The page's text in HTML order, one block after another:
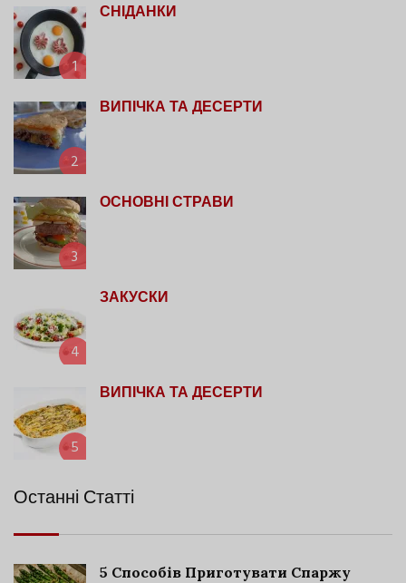
1
СНІДАНКИ
2
ВИПІЧКА ТА ДЕСЕРТИ
3
ОСНОВНІ СТРАВИ
4
ЗАКУСКИ
5
ВИПІЧКА ТА ДЕСЕРТИ
Останні Статті
5 Способів Приготувати Спаржу